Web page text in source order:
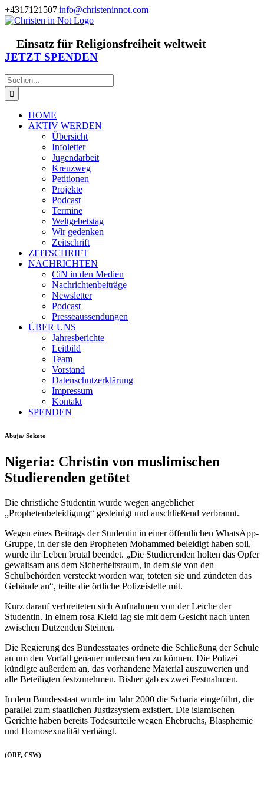
Zum
Inhalt
+4317121507|info@christeninnot.com
Facebook
Instagram
X
Spenden
Newsletter
Einsatz für Religionsfreiheit weltweit
JETZT SPENDEN
Suche
nach:
HOME
AKTIV WERDEN
Übersicht
Infoletter
Jugendarbeit
Kreuzweg
Petitionen
Projekte
Podcast
Termine
Weltgebetstag
Wir gedenken
Zeitschrift
ZEITSCHRIFT
NACHRICHTEN
CiN in den Medien
Nachrichtenbeiträge
Newsletter
Podcast
Presseaussendungen
ÜBER UNS
Jahresberichte
Leitbild
Team
Vorstand
Datenschutzerklärung
Impressum
Kontakt
SPENDEN
Abuja/ Sokoto
Nigeria: Christin von muslimischen
Studierenden getötet
Die christliche Studentin wurde wegen angeblicher
„Prophetenbeleidigung“ gesteinigt und anschließend verbrannt.
Wegen eines Beitrags der Studentin in einer öffentlichen WhatsApp-
Gruppe, in der sie den Propheten Mohammed beleidigt haben soll,
wurde ihr Leben brutal beendet. „Die Studierenden holten das Opfer
gewaltsam aus dem Sicherheitsraum, in dem sie von den
Schulbehörden versteckt worden war, töteten sie und zündeten das
Gebäude an“, teilte die örtliche Polizeistelle mit.
Kurz darauf verbreiteten sich Aufnahmen von der Leiche der
Studentin. In einem rosa Kleid lag sie mit dem Gesicht nach unten
zwischen Dutzenden Steinen.
Die Regierung des Bundesstaates ordnete die Schließung der Schule
an um den Vorfall genauer untersuchen zu können. Die Polizei
kündigte außerdem an, das vorhandene Material auszuwerten und
alle Beteiligten festzunehmen. Bisher gab es zwei Festnahmen.
In dem Bundesstaat wurde im Jahr 2000 die Scharia eingeführt, die
parallel zum staatlichen Justizsystem existiert. Die islamischen
Gerichte haben bereits Todesurteile wegen Ehebruchs, Blasphemie
und Homosexualität verhängt.
(ORF, CSW)